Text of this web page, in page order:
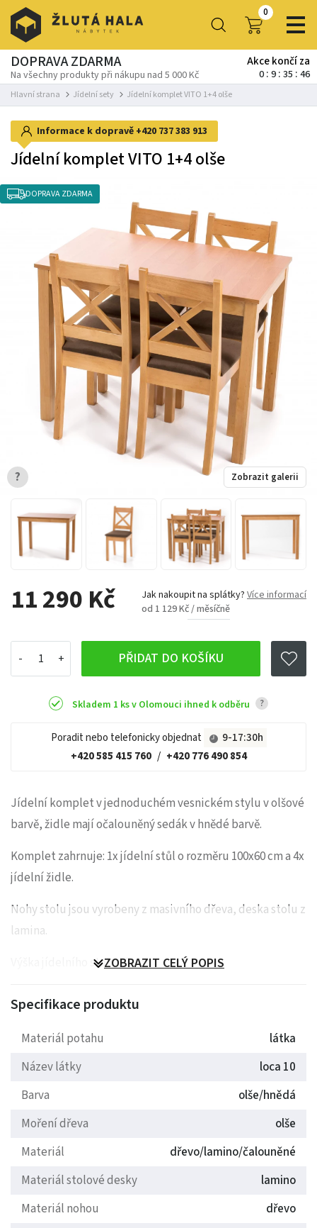
0
DOPRAVA ZDARMA
Na všechny produkty při nákupu nad 5 000 Kč
Akce končí za
0 9 35 46
Hlavní strana Jídelní sety Jídelní komplet VITO 1+4 olše
11 290 Kč Jak nakoupit na splátky? Více informací
od 1 129 Kč / měsíčně
PŘIDAT DO KOŠÍKU
Skladem 1 ks v Olomouci ihned k odběru ?
Poradit nebo telefonicky objednat
9-17:30h
+420 585 415 760 / +420 776 490 854
Informace k dopravě +420 737 383 913
Jídelní komplet VITO 1+4 olše
DOPRAVA ZDARMA
Zobrazit galerii
?
Jídelní komplet v jednoduchém vesnickém stylu v olšové
barvě, židle mají očalouněný sedák v hnědé barvě.
Komplet zahrnuje: 1x jídelní stůl o rozměru 100x60 cm a 4x
jídelní židle.
Nohy stolu jsou vyrobeny z masivního dřeva, deska stolu z
lamina.
Výška jídelního stolu 77 cm.ZOBRAZIT CELÝ POPIS
Specifikace produktu
Materiál potahu
látka
Název látky
loca 10
Barva
olše/hnědá
Moření dřeva
olše
Materiál
dřevo/lamino/čalouněné
Materiál stolové desky
lamino
Materiál nohou
dřevo